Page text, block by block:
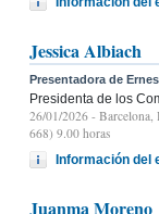
Jessica Albiach
Presentadora de
Presidenta de los
26/01/2026 - Barcelona,
668) 9.00 horas
Información del
Juanma Moreno